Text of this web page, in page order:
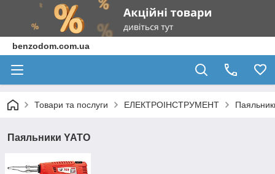
benzodom.com.ua
Товари та послуги ЕЛЕКТРОІНСТРУМЕНТ
Паяльники YATO